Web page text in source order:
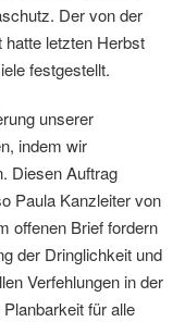
Der von der
hatte letzten Herbst
festgestellt.
unserer
indem wir
Diesen Auftrag
Paula Kanzleiter von
offenen Brief fordern
der Dringlichkeit und
Verfehlungen in der
für alle